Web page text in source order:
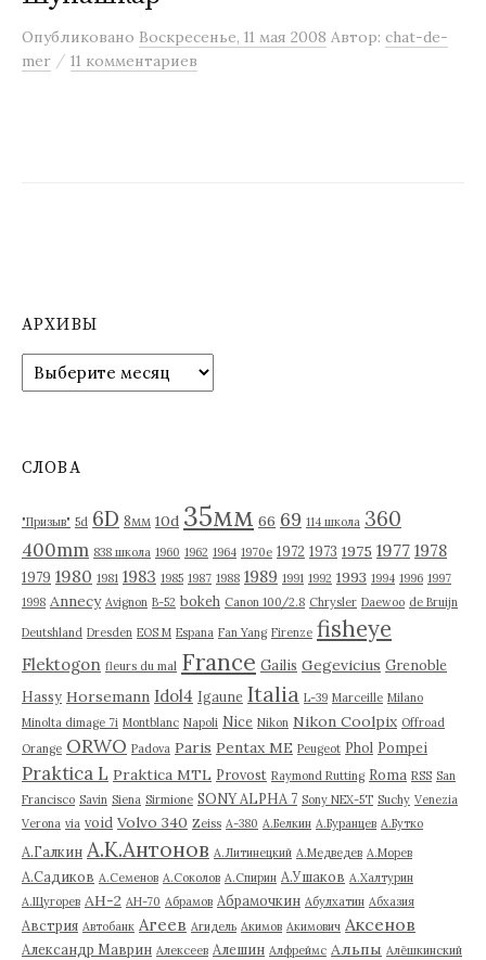
м
у
Опубликовано Воскресенье, 11 мая 2008 Автор: chat-de-
mer / 11 комментариев
АРХИВЫ
р
в
СЛОВА
"Призыв" 5d 6D 8мм 10d 35мм 66 69 114 школа 360
400mm 838 школа 1960 1962 1964 1970е 1972 1973 1975 1977 1978
1979 1980 1981 1983 1985 1987 1988 1989 1991 1992 1993 1994 1996 1997
1998 Annecy Avignon B-52 bokeh Canon 100/2.8 Chrysler Daewoo de Bruijn
Deutshland Dresden EOS M Espana Fan Yang Firenze fisheye
Flektogon fleurs du mal France Gailis Gegevicius Grenoble
Hassy Horsemann Idol4 Igaune Italia L-39 Marceille Milano
Minolta dimage 7i Montblanc Napoli Nice Nikon Nikon Coolpix Offroad
Orange ORWO Padova Paris Pentax ME Peugeot Phol Pompei
Praktica L Praktica MTL Provost Raymond Rutting Roma RSS San
Francisco Savin Siena Sirmione SONY ALPHA 7 Sony NEX-5T Suchy Venezia
Verona via void Volvo 340 Zeiss А-380 А.Белкин А.Буранцев А.Бутко
А.Галкин А.К.Антонов А.Литинецкий А.Медведев А.Морев
А.Садиков А.Семенов А.Соколов А.Спирин А.Ушаков А.Халтурин
А.Щугорев АН-2 АН-70 Абрамов Абрамочкин Абулхатин Абхазия
Австрия Автобанк Агеев Агидель Акимов Акимович Аксенов
Александр Маврин Алексеев Алешин Алфреймс Альпы Алёшкинский